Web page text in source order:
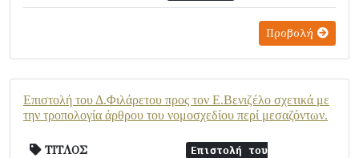
Προβολή
Επιστολή του Δ.Φιλάρετου προς τον Ε.Βενιζέλο σχετικά με
την τροπολογία άρθρου του νομοσχεδίου περί μεσαζόντων.
ΤΙΤΛΟΣ
Επιστολή του